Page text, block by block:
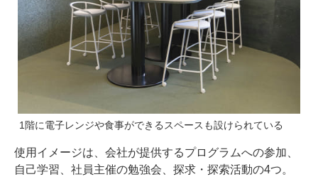
1階に電子レンジや食事ができるスペースも設けられている
使用イメージは、会社が提供するプログラムへの参加、
自己学習、社員主催の勉強会、探求・探索活動の4つ。